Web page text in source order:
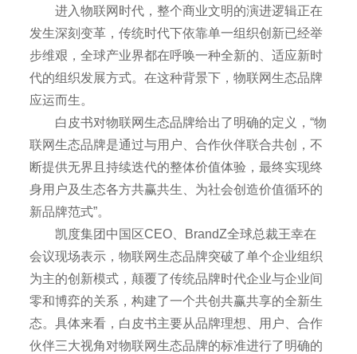
进入物联网时代，整个商业文明的演进逻辑正在
发生深刻变革，传统时代下依靠单一组织创新已经举
步维艰，全球产业界都在呼唤一种全新的、适应新时
代的组织发展方式。在这种背景下，物联网生态品牌
应运而生。
白皮书对物联网生态品牌给出了明确的定义，“物
联网生态品牌是通过与用户、合作伙伴联合共创，不
断提供无界且持续迭代的整体价值体验，最终实现终
身用户及生态各方共赢共生、为社会创造价值循环的
新品牌范式”。
凯度集团中国区CEO、BrandZ全球总裁王幸在
会议现场表示，物联网生态品牌突破了单个企业组织
为主的创新模式，颠覆了传统品牌时代企业与企业间
零和博弈的关系，构建了一个共创共赢共享的全新生
态。具体来看，白皮书主要从品牌理想、用户、合作
伙伴三大视角对物联网生态品牌的标准进行了明确的